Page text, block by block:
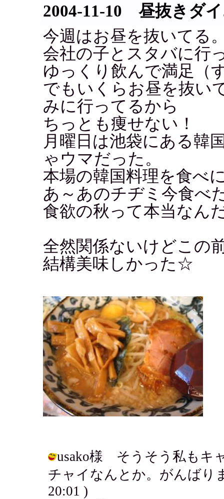
2004-11-10 昼抜きダ
今週はお昼を抜いてる
会社の子とスタバに行
ゆっくり飲んで満足（
でもいくらお昼を抜い
みに行ってるから
ちっとも痩せない！
月曜日は池袋にある韓
ゃウマだった。
本場の韓国料理を食べ
あ～あのチヂミ今食べ
食欲の秋って本当なん
全然関係ないけどこの
結構美味しかった☆
usako様 そうそう私もキ
チャイなんとか。がんばり
20:01 )